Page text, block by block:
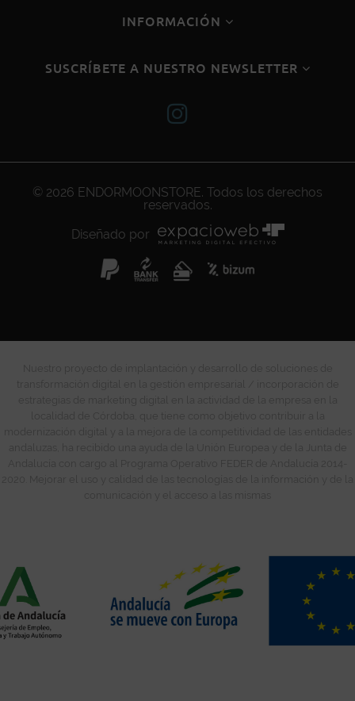
INFORMACIÓN
SUSCRÍBETE A NUESTRO NEWSLETTER
© 2026 ENDORMOONSTORE. Todos los derechos
reservados.
Diseñado por